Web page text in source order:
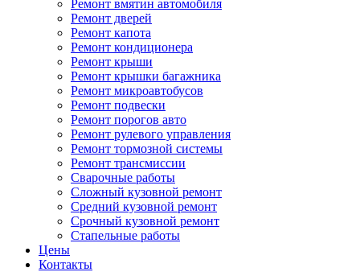
Ремонт вмятин автомобиля
Ремонт дверей
Ремонт капота
Ремонт кондиционера
Ремонт крыши
Ремонт крышки багажника
Ремонт микроавтобусов
Ремонт подвески
Ремонт порогов авто
Ремонт рулевого управления
Ремонт тормозной системы
Ремонт трансмиссии
Сварочные работы
Сложный кузовной ремонт
Средний кузовной ремонт
Срочный кузовной ремонт
Стапельные работы
Цены
Контакты